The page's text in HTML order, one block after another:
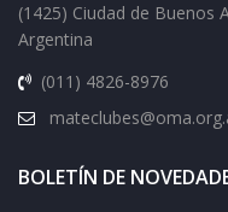
(1425) Ciudad de Buenos
Argentina
(011) 4826-8976
BOLETÍN DE